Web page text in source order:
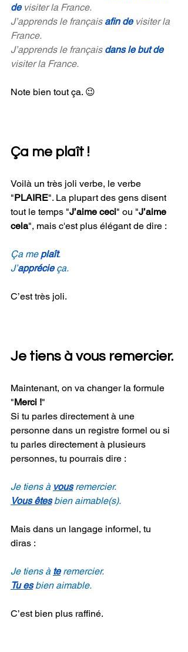
de visiter la France.
J’apprends le français afin de visiter la
France.
J’apprends le français dans le but de
visiter la France.
Note bien tout ça. 😉
Ça me plaît !
Voilà un très joli verbe, le verbe
"PLAIRE". La plupart des gens disent
tout le temps "J’aime ceci" ou "J’aime
cela", mais c'est plus élégant de dire :
Ça me plaît.
J’apprécie ça.
C’est très joli.
Je tiens à vous remercier.
Maintenant, on va changer la formule
"Merci !"
Si tu parles directement à une
personne dans un registre formel ou si
tu parles directement à plusieurs
personnes, tu pourrais dire :
Je tiens à vous remercier.
Vous êtes bien aimable(s).
Mais dans un langage informel, tu
diras :
Je tiens à te remercier.
Tu es bien aimable.
C’est bien plus raffiné.